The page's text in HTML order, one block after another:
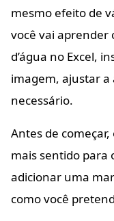
mesmo efeito de
você vai aprender
d’água no Excel,
imagem, ajustar
necessário.
Antes de
mais sentido para
adicionar uma
como você